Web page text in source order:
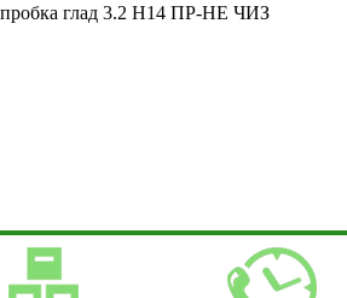
глад 3.2 Н14 ПР-НЕ ЧИЗ